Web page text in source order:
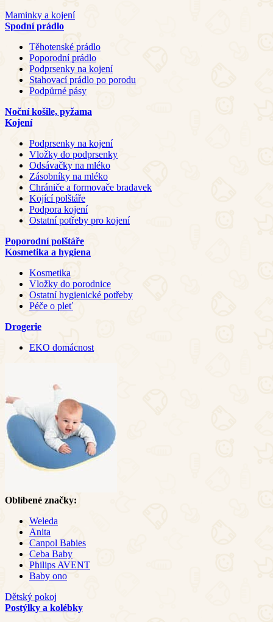
Maminky a kojení
Spodní prádlo
Těhotenské prádlo
Poporodní prádlo
Podprsenky na kojení
Stahovací prádlo po porodu
Podpůrné pásy
Noční košile, pyžama
Kojení
Podprsenky na kojení
Vložky do podprsenky
Odsávačky na mléko
Zásobníky na mléko
Chrániče a formovače bradavek
Kojící polštáře
Podpora kojení
Ostatní potřeby pro kojení
Poporodní polštáře
Kosmetika a hygiena
Kosmetika
Vložky do porodnice
Ostatní hygienické potřeby
Péče o pleť
Drogerie
EKO domácnost
Oblíbené značky:
Weleda
Anita
Canpol Babies
Ceba Baby
Philips AVENT
Baby ono
Dětský pokoj
Postýlky a kolébky